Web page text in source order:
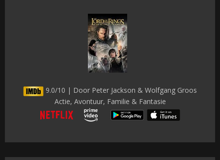
9.0/10 | Door Peter Jackson & Wolfgang Groos
Actie, Avontuur, Familie & Fantasie